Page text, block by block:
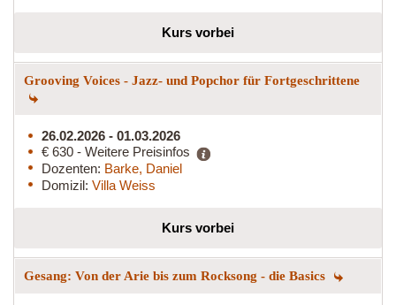
Kurs vorbei
Grooving Voices - Jazz- und Popchor für Fortgeschrittene
26.02.2026 - 01.03.2026
€ 630 - Weitere Preisinfos
Dozenten: Barke, Daniel
Domizil: Villa Weiss
Kurs vorbei
Gesang: Von der Arie bis zum Rocksong - die Basics